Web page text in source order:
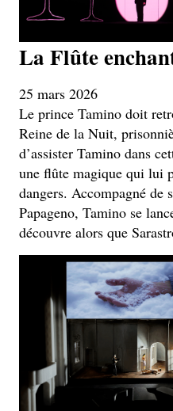
La Flûte
25 mars 2026
Le prince Tamino doit
Reine de la Nuit,
d’assister Tamino dans
une flûte magique qui lui
dangers. Accompagné de
Papageno, Tamino se
découvre alors que